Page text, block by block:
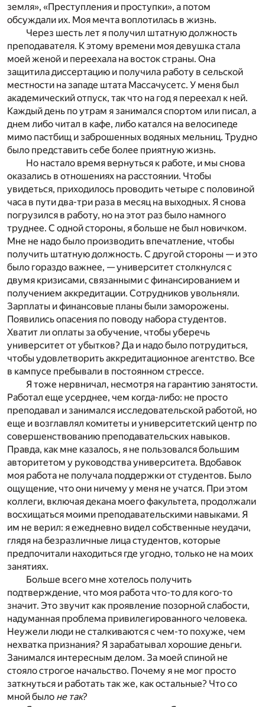
земля», «Преступления и проступки», а потом
обсуждали их. Моя мечта воплотилась в жизнь.
Через шесть лет я получил штатную должность
преподавателя. К этому времени моя девушка стала
моей женой и переехала на восток страны. Она
защитила диссертацию и получила работу в сельской
местности на западе штата Массачусетс. У меня был
академический отпуск, так что на год я переехал к ней.
Каждый день по утрам я занимался спортом или писал, а
днем либо читал в кафе, либо катался на велосипеде
мимо пастбищ и заброшенных водяных мельниц. Трудно
было представить себе более приятную жизнь.
Но настало время вернуться к работе, и мы снова
оказались в отношениях на расстоянии. Чтобы
увидеться, приходилось проводить четыре с половиной
часа в пути два-три раза в месяц на выходных. Я снова
погрузился в работу, но на этот раз было намного
труднее. С одной стороны, я больше не был новичком.
Мне не надо было производить впечатление, чтобы
получить штатную должность. С другой стороны — и это
было гораздо важнее, — университет столкнулся с
двумя кризисами, связанными с финансированием и
получением аккредитации. Сотрудников увольняли.
Зарплаты и финансовые планы были заморожены.
Появились опасения по поводу набора студентов.
Хватит ли оплаты за обучение, чтобы уберечь
университет от убытков? Да и надо было потрудиться,
чтобы удовлетворить аккредитационное агентство. Все
в кампусе пребывали в постоянном стрессе.
Я тоже нервничал, несмотря на гарантию занятости.
Работал еще усерднее, чем когда-либо: не просто
преподавал и занимался исследовательской работой, но
еще и возглавлял комитеты и университетский центр по
совершенствованию преподавательских навыков.
Правда, как мне казалось, я не пользовался большим
авторитетом у руководства университета. Вдобавок
моя работа не получала поддержки от студентов. Было
ощущение, что они ничему у меня не учатся. При этом
коллеги, включая декана моего факультета, продолжали
восхищаться моими преподавательскими навыками. Я
им не верил: я ежедневно видел собственные неудачи,
глядя на безразличные лица студентов, которые
предпочитали находиться где угодно, только не на моих
занятиях.
Больше всего мне хотелось получить
подтверждение, что моя работа что-то для кого-то
значит. Это звучит как проявление позорной слабости,
надуманная проблема привилегированного человека.
Неужели люди не сталкиваются с чем-то похуже, чем
нехватка признания? Я зарабатывал хорошие деньги.
Занимался интересным делом. За моей спиной не
стояло строгое начальство. Почему я не мог просто
заткнуться и работать так же, как остальные? Что со
мной было не так?